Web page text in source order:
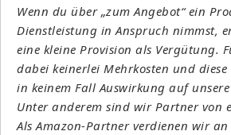
Wenn du über „zum Angebot“ ein
Dienstleistung in Anspruch nimmst,
eine kleine Provision als Vergütung.
dabei keinerlei Mehrkosten und
in keinem Fall Auswirkung auf
Unter anderem sind wir Partner von
Als Amazon-Partner verdienen wir